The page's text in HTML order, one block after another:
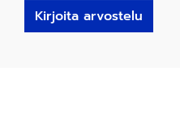
Kirjoita arvostelu